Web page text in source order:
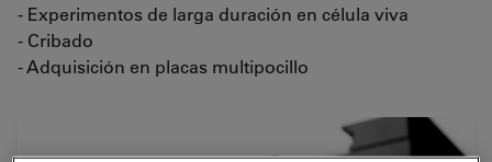
- Experimentos de larga duración en célula viva
- Cribado
- Adquisición en placas multipocillo